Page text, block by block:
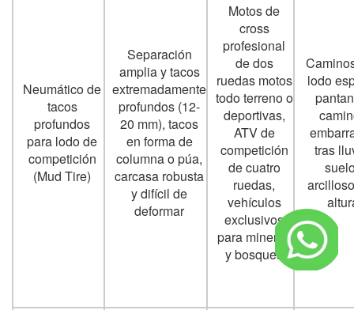
Neumático de
tacos
profundos
para lodo de
competición
(Mud Tire)
Separación
amplia y tacos
extremadamente
profundos (12-
20 mm), tacos
en forma de
columna o púa,
carcasa robusta
y difícil de
deformar
Motos de
cross
profesional
de dos
ruedas motos
todo terreno o
deportivas,
ATV de
competición
de cuatro
ruedas,
vehículos
exclusivos
para mineras
y bosques
lodo
tras